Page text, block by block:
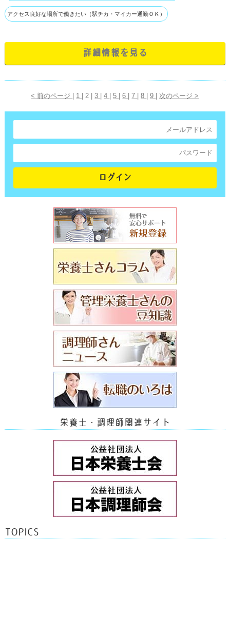
アクセス良好な場所で働きたい（駅チカ・マイカー通勤ＯＫ）
詳細情報を見る
< 前のページ 1 | 2 |3 |4 |5 |6 |7 |8 |9 次のページ >
栄養士・調理師関連サイト
TOPICS